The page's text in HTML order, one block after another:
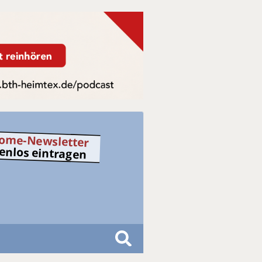
Newsletter
eintragen
S